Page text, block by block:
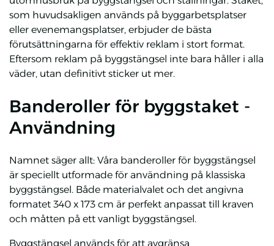
som huvudsakligen används på byggarbetsplatser
eller evenemangsplatser, erbjuder de bästa
förutsättningarna för effektiv reklam i stort format.
Eftersom reklam på byggstängsel inte bara håller i alla
väder, utan definitivt sticker ut mer.
Banderoller för byggstaket -
Användning
Namnet säger allt: Våra banderoller för byggstängsel
är speciellt utformade för användning på klassiska
byggstängsel. Både materialvalet och det angivna
formatet 340 x 173 cm är perfekt anpassat till kraven
och måtten på ett vanligt byggstängsel.
Byggstängsel används för att avgränsa